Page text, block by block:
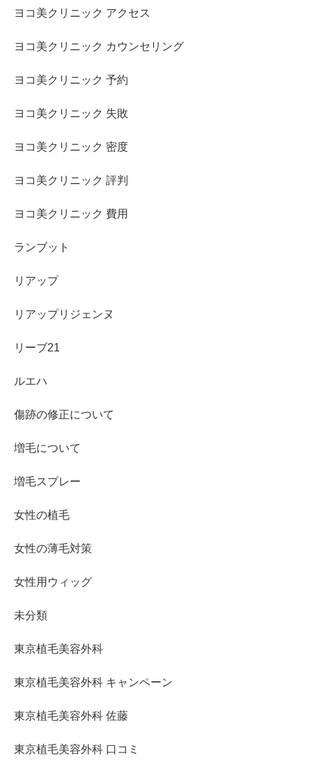
ヨコ美クリニック アクセス
ヨコ美クリニック カウンセリング
ヨコ美クリニック 予約
ヨコ美クリニック 失敗
ヨコ美クリニック 密度
ヨコ美クリニック 評判
ヨコ美クリニック 費用
ランブット
リアップ
リアップリジェンヌ
リーブ21
ルエハ
傷跡の修正について
増毛について
増毛スプレー
女性の植毛
女性の薄毛対策
女性用ウィッグ
未分類
東京植毛美容外科
東京植毛美容外科 キャンペーン
東京植毛美容外科 佐藤
東京植毛美容外科 口コミ